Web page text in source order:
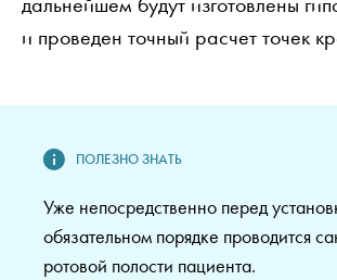
и проведен точный расчет точек
Уже непосредственно перед
обязательном порядке проводится
ротовой полости пациента.